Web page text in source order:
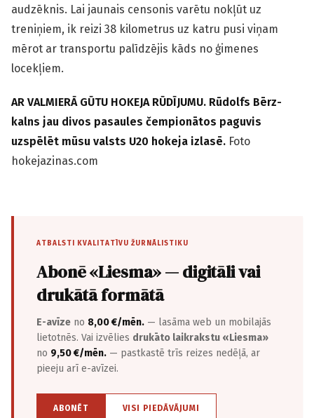
audzēknis. Lai jaunais censonis varētu nokļūt uz
treniņiem, ik reizi 38 kilometrus uz katru pusi viņam
mērot ar transportu palīdzējis kāds no ģimenes
locekļiem.
AR VALMIERĀ GŪTU HOKEJA RŪDĪJUMU. Rūdolfs Bērz­
kalns jau divos pasaules čempionātos paguvis
uzspēlēt mūsu valsts U20 hokeja izlasē. Foto
hokejazinas.com
ATBALSTI KVALITATĪVU ŽURNĀLISTIKU
Abonē «Liesma» — digitāli vai
drukātā formātā
E-avīze no 8,00 €/mēn. — lasāma web un mobilajās
lietotnēs. Vai izvēlies drukāto laikrakstu «Liesma»
no 9,50 €/mēn. — pastkastē trīs reizes nedēļā, ar
pieeju arī e-avīzei.
ABONĒT VISI PIEDĀVĀJUMI